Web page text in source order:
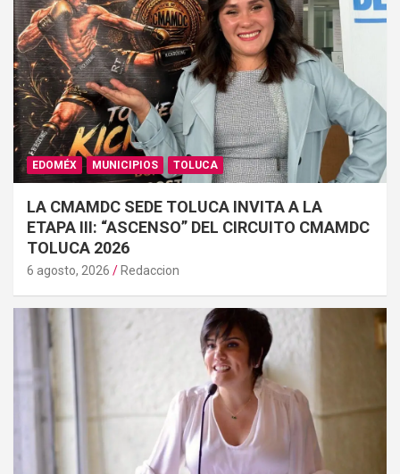
EDOMÉX MUNICIPIOS TOLUCA
LA CMAMDC SEDE TOLUCA INVITA A LA
ETAPA III: “ASCENSO” DEL CIRCUITO CMAMDC
TOLUCA 2026
6 agosto, 2026 Redaccion